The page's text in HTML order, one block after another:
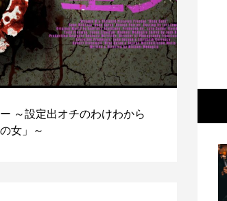
～設定出オチのわけわから
女」～